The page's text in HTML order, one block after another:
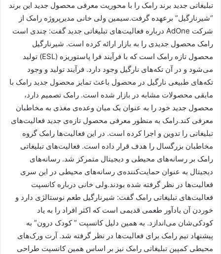
تبلیغاتی جدید برند رامک را با محوریت معرفی محصول جدید این برند
“شیرنارگیل” برعهده گرفت.سیمین ولی خانی مدیرپروژه رامک از
شرکت AdOne درباره فعالیت‌های تبلیغاتی جدید گفت: چندی است
رامک محصول جدیدی را به بازار ارائه کرده است. شیرنارگیل
محصول تازه رامک است که با فرآیند فرا پاستوریزه (ESL) تولید
می‌شود و در آن تکه‌های نارگیل وجود دارد. فرآیند تولید و وجود
تکه‌های طبیعی نارگیل در محصول باعث تمایز محصول جدید رامک با
مابقی محصولات مشابه در بازار شده است. رامک تصمیم دارد،
محصول جدید خود را به عنوان یک میان وعده‌ی مغذی به مخاطبان
معرفی کند.رامک به منظور معرفی محصول تازه‌ی جدید فعالیت‌های
تبلیغاتی را تدوین و اجرا کرده است. در این فعالیت‌ها رامک گروه
مخاطبان بزرگسال را هدف قرار داده است. فعالیت‌های تبلیغاتی
رامک بر رسانه‌های محیطی و دیجیتال متمرکز شد. رسانه‌های
دیجیتال به عنوان حمایت‌کننده‌ی رسانه‌های محیطی در این سری
فعالیت‌ها در نظر گرفته شده بودند.ولی خانی درباره کانسپت
فعالیت‌های تبلیغاتی رامک گفت: شیرنارگیل طعم نوستالژی دارد و
خوردن آن یادآور طعمی قدیمی است که اکثر افراد را به یاد
کودکی‌شان می‌اندازد. به همین دلیل کانسپت ” کودک درون” به
پیشنهاد تیم رامک برای فعالیت‌ها در نظر گرفته شد. آرت ورک‌های
محیطی کمپین تبلیغاتی رامک نیز بر اساس همین کانسپت طراحی